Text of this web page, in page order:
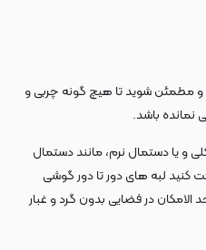
و مطمئن شوید تا هیچ گونه چربی و
نمانده باشد.
و یا دستمال نرم، مانند دستمال
کنید لبه های دور تا دور گوشی
الامکان در فضایی بدون گرد و غبار